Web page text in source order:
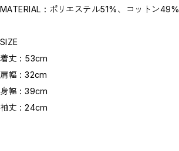
MATERIAL : ポリエステル51%、コットン49%
SIZE
着丈 : 53cm
肩幅 : 32cm
身幅 : 39cm
袖丈 : 24cm